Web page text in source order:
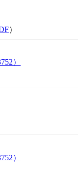
）
）
）